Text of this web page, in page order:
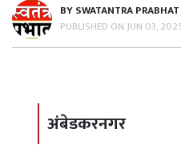
BYSWATANTRA
PUBLISHED ONJUN 03,
अंबेडकरनगर